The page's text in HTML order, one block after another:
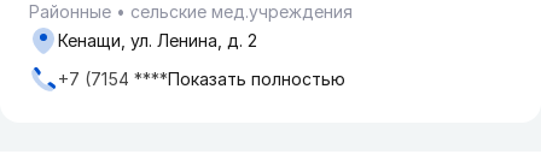
Районные
сельские мед.учреждения
Кенащи, ул. Ленина, д. 2
+7 (7154 ****Показать полностью